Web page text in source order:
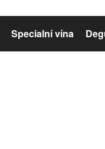
Specialní vína